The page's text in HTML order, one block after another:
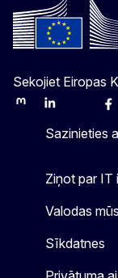
Sekojiet Eiropas
MastodonLinkedInBluesky
Sazinieties
Ziņot par IT
Valodas
Sīkdatnes